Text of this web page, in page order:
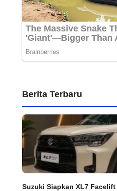
Berita Terbaru
Suzuki Siapkan XL7